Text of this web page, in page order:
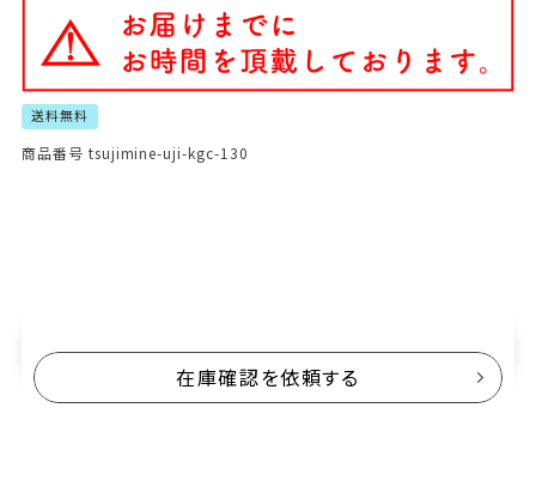
送料無料
商品番号 tsujimine-uji-kgc-130
500円OFF クーポンプレゼント！
在庫確認を依頼する